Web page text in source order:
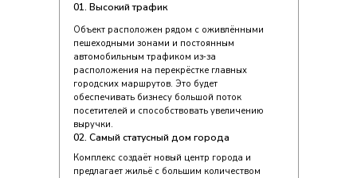
01. Высокий трафик
Объект расположен рядом с оживлёнными
пешеходными зонами и постоянным
автомобильным трафиком из‑за
расположения на перекрёстке главных
городских маршрутов. Это будет
обеспечивать бизнесу большой поток
посетителей и способствовать увеличению
выручки.
02. Самый статусный дом города
Комплекс создаёт новый центр города и
предлагает жильё с большим количеством